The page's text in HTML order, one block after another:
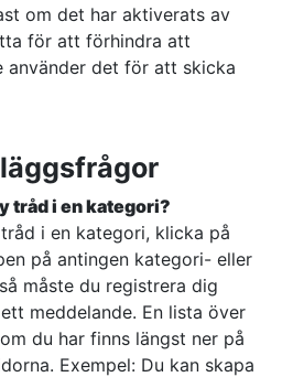
om det har aktiverats av
för att förhindra att
använder det för att skicka
tråd i en kategori?
i en kategori, klicka på
på antingen kategori- eller
måste du registrera dig
meddelande. En lista över
du har finns längst ner på
Exempel: Du kan skapa